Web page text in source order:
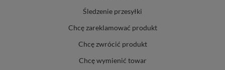
Śledzenie przesyłki
Chcę zareklamować produkt
Chcę zwrócić produkt
Chcę wymienić towar